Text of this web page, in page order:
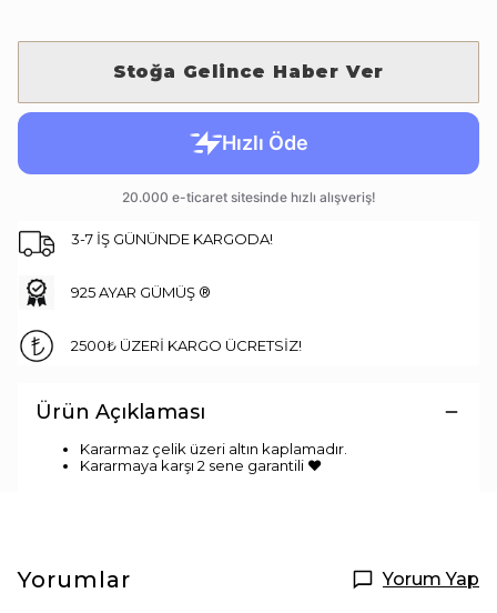
Stoğa Gelince Haber Ver
3-7 İŞ GÜNÜNDE KARGODA!
925 AYAR GÜMÜŞ ®
2500₺ ÜZERİ KARGO ÜCRETSİZ!
Ürün Açıklaması
Kararmaz çelik üzeri altın kaplamadır.
Kararmaya karşı 2 sene garantili ♥
Yorumlar Yorum Yap